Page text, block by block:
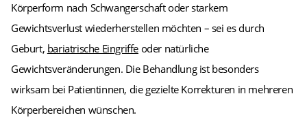
Körperform nach Schwangerschaft oder starkem
Gewichtsverlust wiederherstellen möchten – sei es durch
Geburt, bariatrische Eingriffe oder natürliche
Gewichtsveränderungen. Die Behandlung ist besonders
wirksam bei Patientinnen, die gezielte Korrekturen in mehreren
Körperbereichen wünschen.